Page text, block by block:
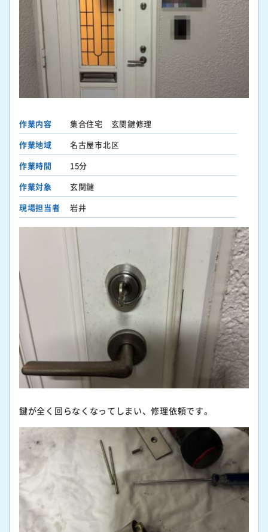
作業内容
集合住宅 玄関鍵修理
作業地域
名古屋市北区
作業時間
15分
作業対象
玄関鍵
現場担当者
岩井
鍵が全く回らなくなってしまい、修理依頼です。